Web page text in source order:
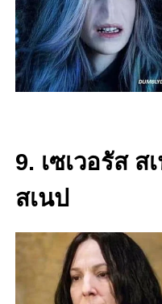
9. เซเวอรัส ส
สเนป